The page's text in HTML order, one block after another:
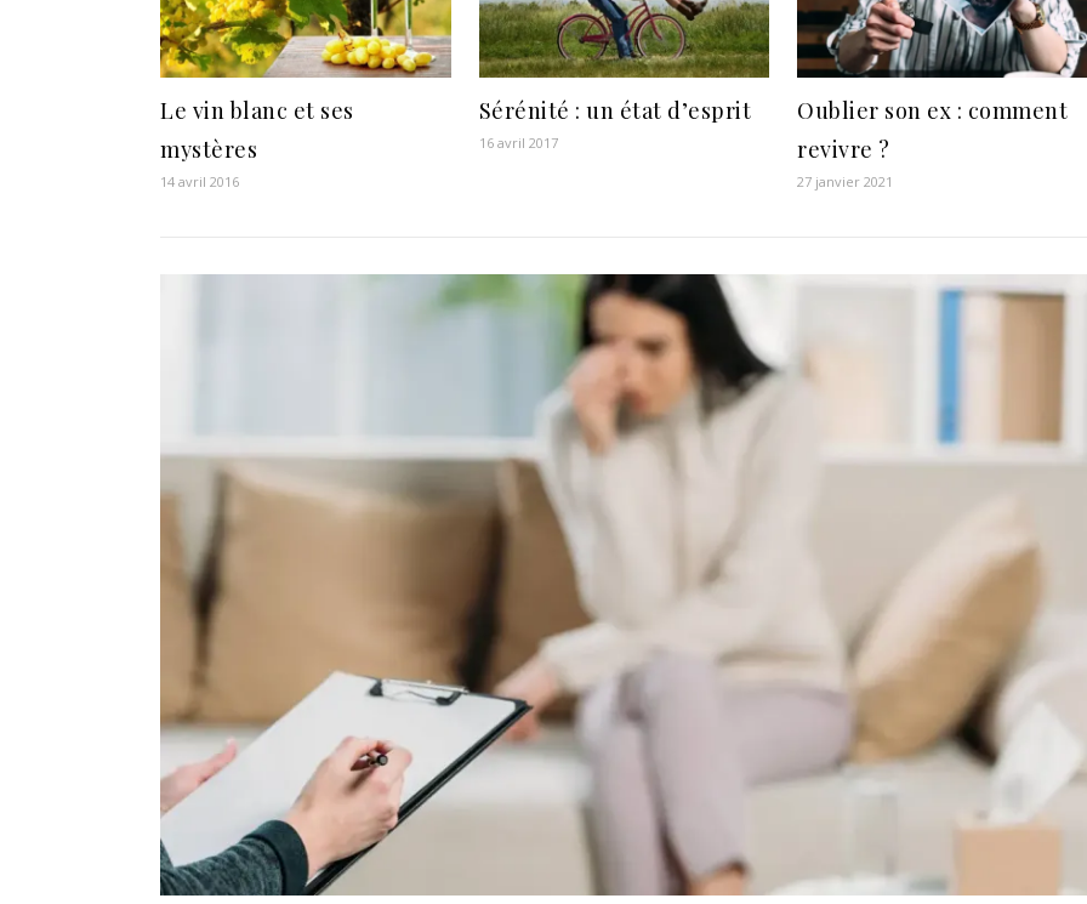
Le vin blanc et ses
mystères
14 avril 2016
Sérénité : un état d’esprit
16 avril 2017
Oublier son ex : comment
revivre ?
27 janvier 2021